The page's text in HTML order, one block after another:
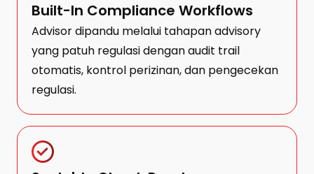
Built-In Compliance Workflows
Advisor dipandu melalui tahapan advisory
yang patuh regulasi dengan audit trail
otomatis, kontrol perizinan, dan pengecekan
regulasi.